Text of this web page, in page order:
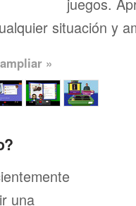
situación y
»
una